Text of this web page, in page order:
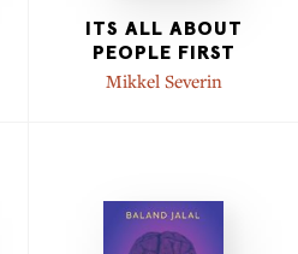
ITS ALL ABOUT
PEOPLE FIRST
Mikkel Severin